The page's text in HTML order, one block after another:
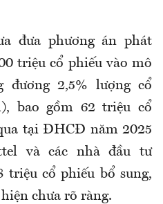
đưa phương án phát
triệu cổ phiếu vào mô
2,5% lượng cổ
bao gồm 62 triệu cổ
tại ĐHCĐ năm 2025
và các nhà đầu tư
triệu cổ phiếu bổ sung,
chưa rõ ràng.